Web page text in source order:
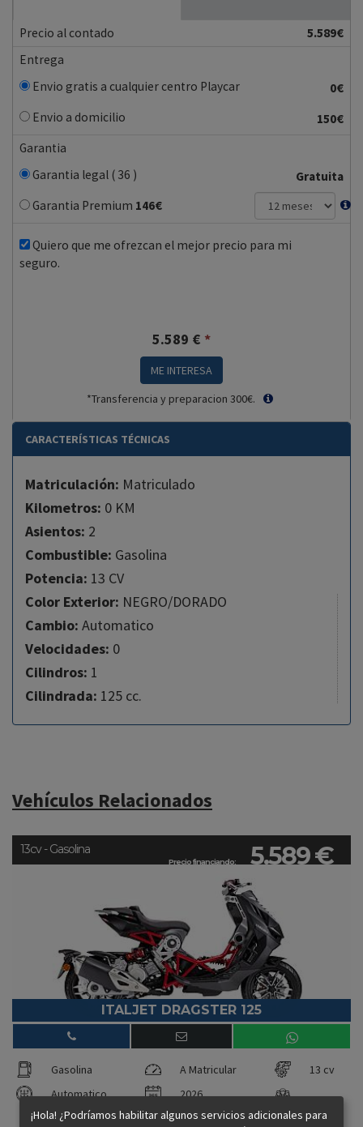
Precio al contado
5.589€
Entrega
Envio gratis a cualquier centro Playcar
0€
Envio a domicilio
150€
Garantia
Garantia legal ( 36 )
Gratuita
Garantia Premium 146€
Quiero que me ofrezcan el mejor precio para mi
seguro.
5.589 € *
ME INTERESA
*Transferencia y preparacion 300€.
CARACTERÍSTICAS TÉCNICAS
Matriculación: Matriculado
Kilometros: 0 KM
Asientos: 2
Combustible: Gasolina
Potencia: 13 CV
Color Exterior: NEGRO/DORADO
Cambio: Automatico
Velocidades: 0
Cilindros: 1
Cilindrada: 125 cc.
Vehículos Relacionados
Precio financiando: 5.589 €
13cv - Gasolina
ITALJET DRAGSTER 125
Gasolina A Matricular
13 cv
Automatico
2026
¡Hola! ¿Podríamos habilitar algunos servicios adicionales para